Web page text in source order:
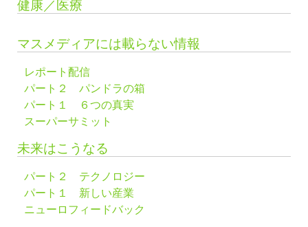
健康／医療
マスメディアには載らない情報
レポート配信
パート２ パンドラの箱
パート１ ６つの真実
スーパーサミット
未来はこうなる
パート２ テクノロジー
パート１ 新しい産業
ニューロフィードバック